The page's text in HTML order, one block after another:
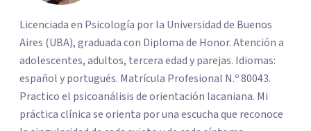
Licenciada en Psicología por la Universidad de Buenos
Aires (UBA), graduada con Diploma de Honor. Atención a
adolescentes, adultos, tercera edad y parejas. Idiomas:
español y portugués. Matrícula Profesional N.º 80043.
Practico el psicoanálisis de orientación lacaniana. Mi
práctica clínica se orienta por una escucha que reconoce